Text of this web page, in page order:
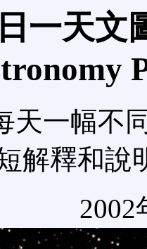
一天文
天一幅不
解釋和說
2002